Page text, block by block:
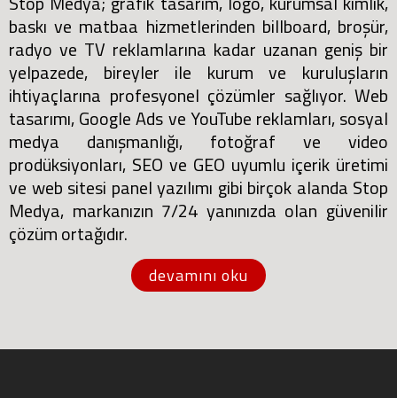
baskı ve matbaa hizmetlerinden billboard, broşür,
radyo ve TV reklamlarına kadar uzanan geniş bir
yelpazede, bireyler ile kurum ve kuruluşların
ihtiyaçlarına profesyonel çözümler sağlıyor. Web
tasarımı, Google Ads ve YouTube reklamları, sosyal
medya danışmanlığı, fotoğraf ve video
prodüksiyonları, SEO ve GEO uyumlu içerik üretimi
ve web sitesi panel yazılımı gibi birçok alanda Stop
Medya, markanızın 7/24 yanınızda olan güvenilir
çözüm ortağıdır.
devamını oku